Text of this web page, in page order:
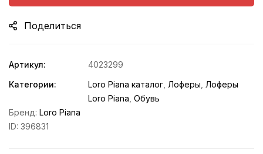
Поделиться
Артикул:
4023299
Категории:
Loro Piana каталог Лоферы Лоферы
Loro Piana Обувь
Бренд: Loro Piana
ID: 396831